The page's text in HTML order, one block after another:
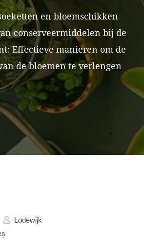
en bloemschikken
conserveermiddelen bij de
Effectieve manieren om de
de bloemen te verlengen
Lodewijk